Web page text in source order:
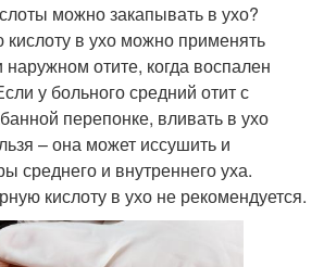
можно закапывать в ухо?
в ухо можно применять
отите, когда воспален
у больного средний отит с
перепонке, вливать в ухо
– она может иссушить и
среднего и внутреннего уха.
кислоту в ухо не рекомендуется.